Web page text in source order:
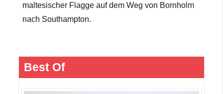
maltesischer Flagge auf dem Weg von Bornholm
nach Southampton.
Best Of